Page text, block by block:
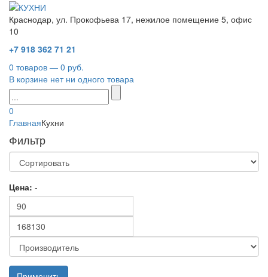
Краснодар, ул. Прокофьева 17, нежилое помещение 5, офис
10
+7 918 362 71 21
0 товаров — 0 руб.
В корзине нет ни одного товара
0
ГлавнаяКухни
Фильтр
Цена: -